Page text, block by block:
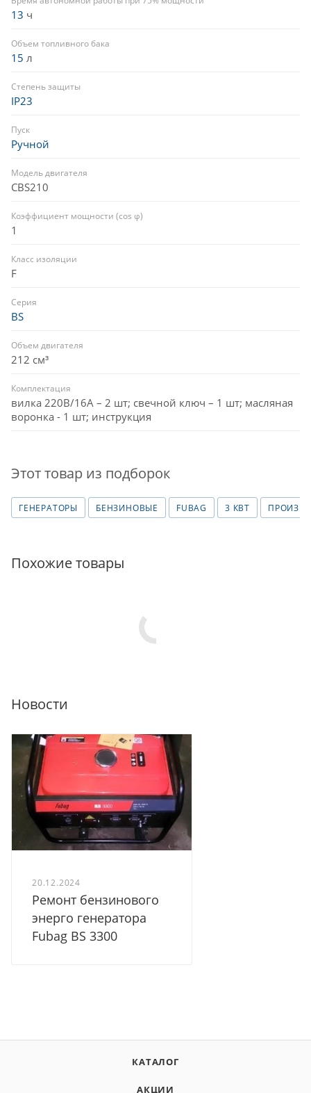
13 ч
Объем топливного бака
15 л
Степень защиты
IP23
Пуск
Ручной
Модель двигателя
CBS210
Коэффициент мощности (cos φ)
1
Класс изоляции
F
Серия
BS
Объем двигателя
212 см³
Комплектация
вилка 220В/16А – 2 шт; свечной ключ – 1 шт; масляная
воронка - 1 шт; инструкция
Этот товар из подборок
ГЕНЕРАТОРЫ БЕНЗИНОВЫЕ FUBAG 3 КВТ
Похожие товары
Новости
20.12.2024
Ремонт бензинового
энерго генератора
Fubag BS 3300
КАТАЛОГ
АКЦИИ